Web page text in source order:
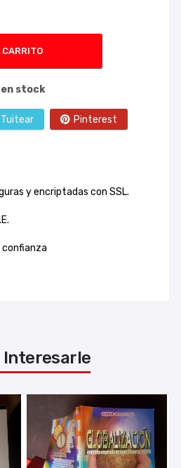
stock
Tuitear Pinterest
y encriptadas con SSL.
Interesarle